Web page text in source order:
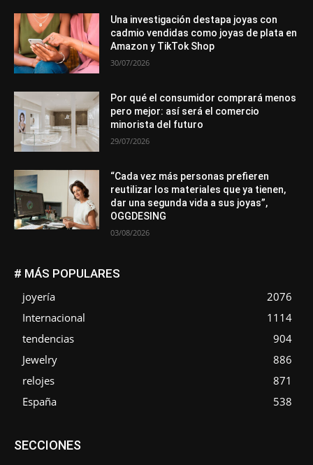
Una investigación destapa joyas con
cadmio vendidas como joyas de plata en
Amazon y TikTok Shop
30/07/2026
Por qué el consumidor comprará menos
pero mejor: así será el comercio
minorista del futuro
29/07/2026
“Cada vez más personas prefieren
reutilizar los materiales que ya tienen,
dar una segunda vida a sus joyas”,
OGGDESING
03/08/2026
# MÁS POPULARES
joyería
2076
Internacional
1114
tendencias
904
Jewelry
886
relojes
871
España
538
SECCIONESAsociaciones
Entrevistas